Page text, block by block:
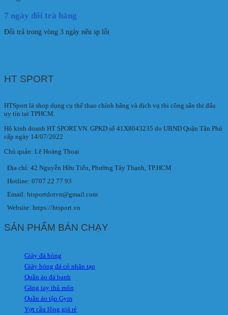
7 ngày đổi trả hàng
Đổi trả trong vòng 3 ngày nếu sp lỗi
HT SPORT
HTSport là shop dụng cụ thể thao chính hãng và dịch vụ thi công sân thi đấu
uy tín tại TPHCM.
Hộ kinh doanh HT SPORT.VN. GPKD số 41X8043235 do UBND Quận Tân Phú
cấp ngày 14/07/2022
Chủ quản: Lê Hoàng Thoại
Địa chỉ: 42 Nguyễn Hữu Tiến, Phường Tây Thạnh, TP.HCM
Hotline: 0707 22 77 93
Email: htsportdotvn@gmail.com
Website: https://htsport.vn
SẢN PHẨM BÁN CHẠY
Giày đá bóng
Giày bóng đá cỏ nhân tạo
Quần áo đá banh
Găng tay thủ môn
Quần áo tập Gym
Vợt cầu lông giá rẻ